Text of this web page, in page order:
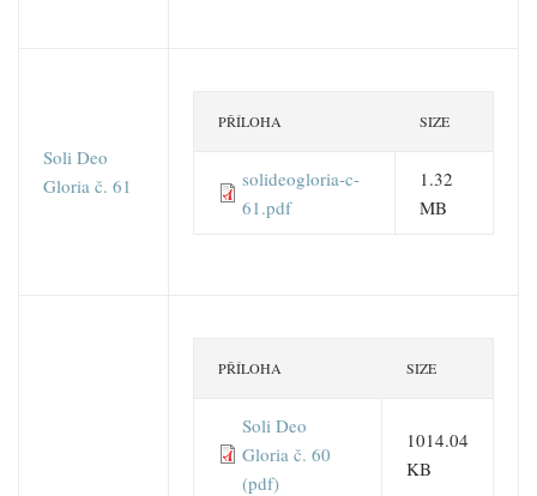
Soli Deo
Gloria č. 61
PŘÍLOHA SIZE
solideogloria-c-
61.pdf
1.32
MB
PŘÍLOHA SIZE
Soli Deo
Gloria č. 60
(pdf)
1014.04
KB